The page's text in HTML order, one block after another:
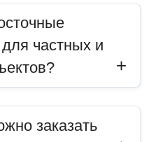
частных и
заказать